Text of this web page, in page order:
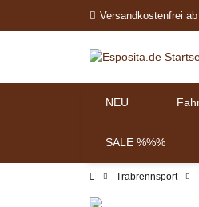
Versandkostenfrei
NEU
SALE %%%
Trabrennsport